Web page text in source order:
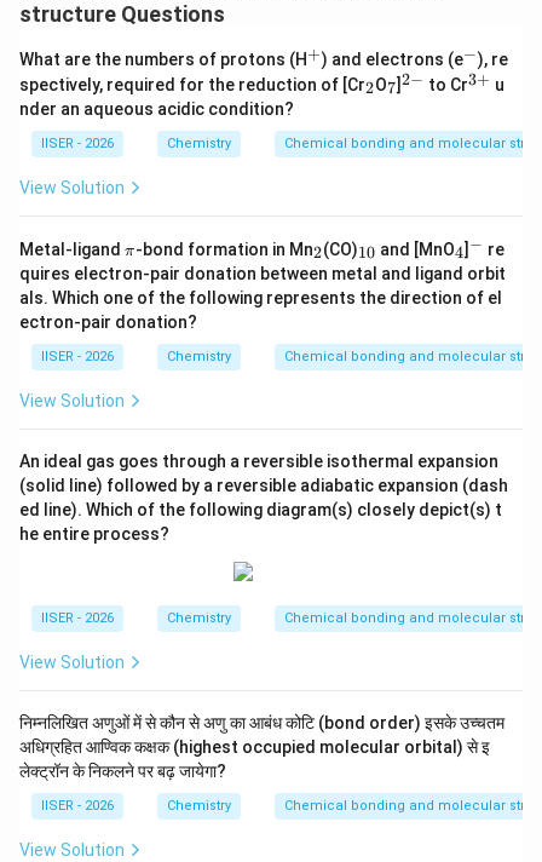
structure Questions
What are the numbers of protons (H^
+) and electrons (e^
−), re
spectively, required for the reduction of [Cr_
2
2O_
7
7]^
2− to Cr^
3+ u
nder an aqueous acidic condition?
IISER - 2026 Chemistry Chemical bonding and molecular
View Solution
Metal-ligand \p
π-bond formation in Mn_
2
2(CO)_
{1
0}
10 and [MnO_
4
4] ^
− re
quires electron-pair donation between metal and ligand orbit
als. Which one of the following represents the direction of el
ectron-pair donation?
IISER - 2026 Chemistry Chemical bonding and molecular
View Solution
An ideal gas goes through a reversible isothermal expansion
(solid line) followed by a reversible adiabatic expansion (dash
ed line). Which of the following diagram(s) closely depict(s) t
he entire process?
IISER - 2026 Chemistry Chemical bonding and molecular
View Solution
निम्नलिखित अणुओं में से कौन से अणु का आबंध कोटि (bond order) इसके उच्चतम
अधिग्रहित आण्विक कक्षक (highest occupied molecular orbital) से इ
लेक्ट्रॉन के निकलने पर बढ़ जायेगा?
IISER - 2026 Chemistry Chemical bonding and molecular
View Solution